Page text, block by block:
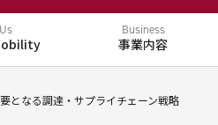
Business
事業内容
となる調達・サプライチェーン戦略